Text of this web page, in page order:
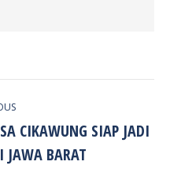
CIKAWUNG SIAP JADI
JAWA BARAT